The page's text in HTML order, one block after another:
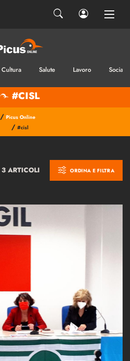
Cultura Salute Lavoro Sociale
#CISL
/ Picus Online
/ #cisl
3 ARTICOLI ORDINA E FILTRA